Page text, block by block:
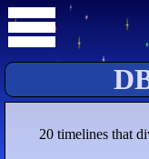
20 timelines that